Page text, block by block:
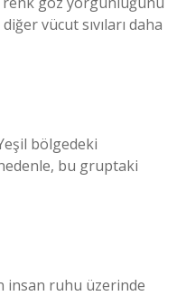
vücut sıvıları daha
bölgedeki
bu gruptaki
insan ruhu üzerinde